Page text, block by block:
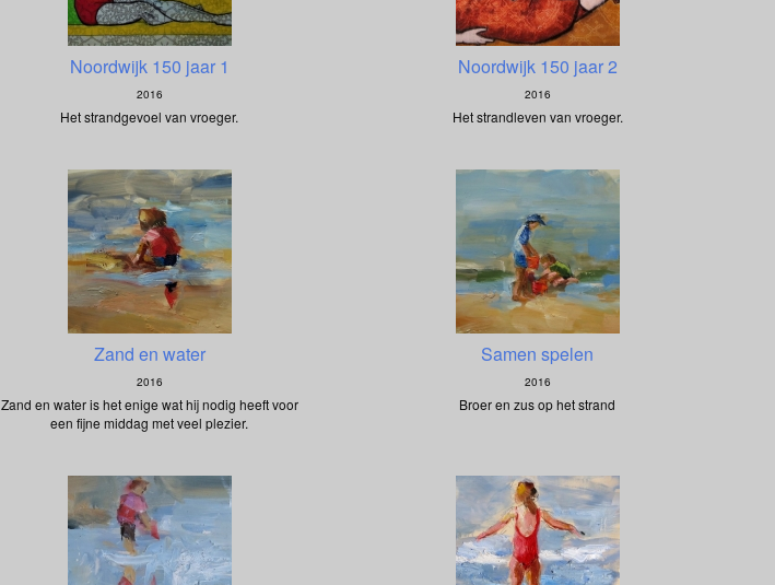
Noordwijk 150 jaar 1
2016
Het strandgevoel van vroeger.
Noordwijk 150 jaar 2
2016
Het strandleven van vroeger.
Zand en water
2016
Zand en water is het enige wat hij nodig heeft voor
een fijne middag met veel plezier.
Samen spelen
2016
Broer en zus op het strand